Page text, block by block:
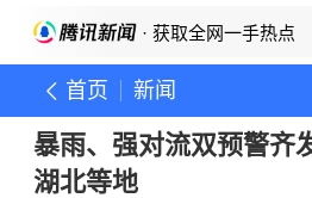
· 获取全网一手热点
首页 新闻
暴雨、强对流双预警齐
湖北等地